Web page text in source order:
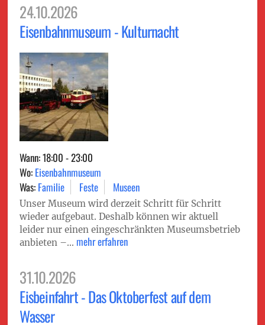
24.10.2026
Eisenbahnmuseum - Kulturnacht
Wann: 18:00 - 23:00
Wo: Eisenbahnmuseum
Was: Familie Feste Museen
Unser Museum wird derzeit Schritt für Schritt
wieder aufgebaut. Deshalb können wir aktuell
leider nur einen eingeschränkten Museumsbetrieb
anbieten –... mehr erfahren
31.10.2026
Eisbein­fahrt - Das Oktoberfest auf dem
Wasser